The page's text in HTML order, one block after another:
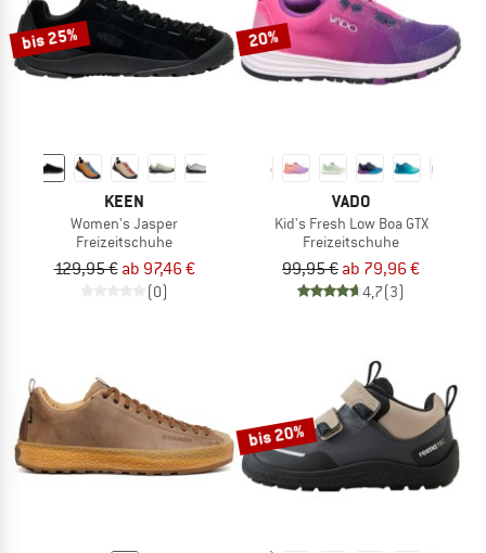
bis 25%
KEEN
Women's Jasper
Freizeitschuhe
129,95 € ab 97,46 €
(0)
20%
VADO
Kid's Fresh Low Boa GTX
Freizeitschuhe
99,95 € ab 79,96 €
4,7(3)
bis 20%